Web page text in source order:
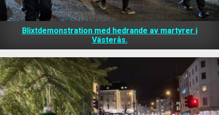
Blixtdemonstration med hedrande av martyrer i
Västerås.